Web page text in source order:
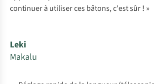
continuer à utiliser ces bâtons, c'est sûr ! »
Leki
Makalu